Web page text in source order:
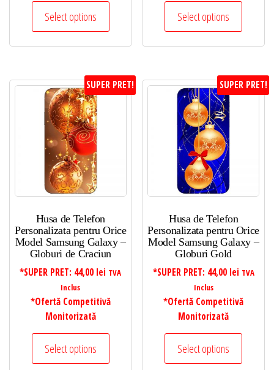
Select options Select options
SUPER PRET!
Husa de Telefon
Personalizata pentru Orice
Model Samsung Galaxy –
Globuri de Craciun
*SUPER PRET: 44,00 lei TVA
Inclus
*Ofertă Competitivă
Monitorizată
Select options
SUPER PRET!
Husa de Telefon
Personalizata pentru Orice
Model Samsung Galaxy –
Globuri Gold
*SUPER PRET: 44,00 lei TVA
Inclus
*Ofertă Competitivă
Monitorizată
Select options